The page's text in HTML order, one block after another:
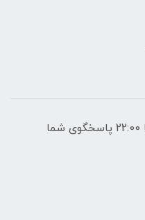
هفت روز هفته ، از ساعت 10:00 تا 22:00 پاسخگوی شما